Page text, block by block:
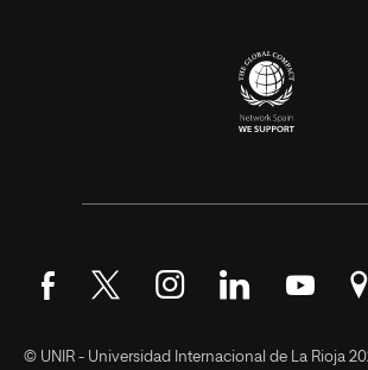
Síguenos en Facebook
Síguenos en Twitter
Síguenos en Instagram
Síguenos en
© UNIR - Universidad Internacional de La Rioja